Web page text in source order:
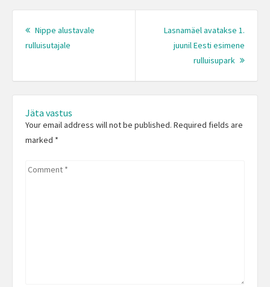
Post
navigation
Nippe alustavale
rulluisutajale
Lasnamäel avatakse 1.
juunil Eesti esimene
rulluisupark
Next
Jäta vastus
Your email address will not be published. Required fields are
marked *
Comment